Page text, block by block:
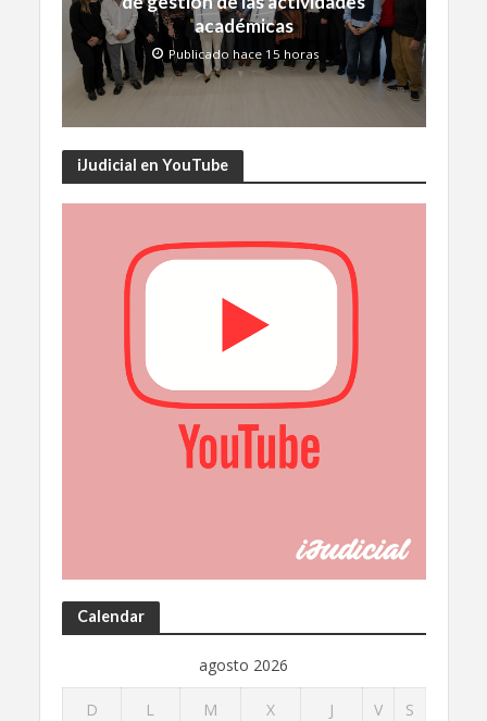
académicas
Publicado hace 15 horas
iJudicial en YouTube
Calendar
agosto 2026
D L M X J V S